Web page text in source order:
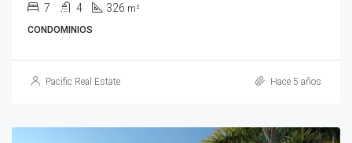
7 4 326 m²
CONDOMINIOS
Pacific Real Estate Hace 5 años